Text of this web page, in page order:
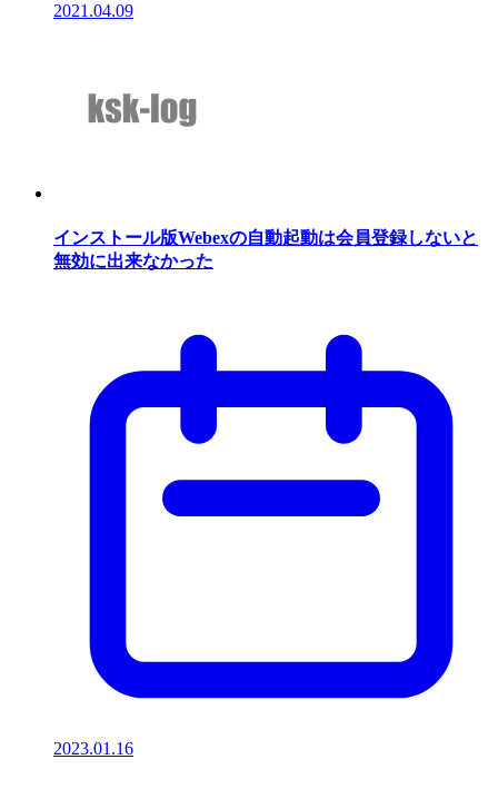
2021.04.09
インストール版Webexの自動起動は会員登録しないと
無効に出来なかった
2023.01.16